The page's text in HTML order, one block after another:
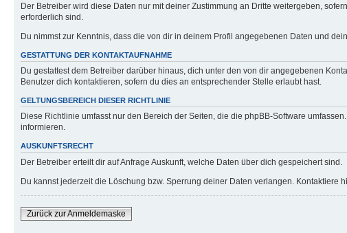
Der Betreiber wird diese Daten nur mit deiner Zustimmung an Dritte weitergeben,
erforderlich sind.
Du nimmst zur Kenntnis, dass die von dir in deinem Profil angegebenen Daten und
GESTATTUNG DER KONTAKTAUFNAHME
Du gestattest dem Betreiber darüber hinaus, dich unter den von dir angegebenen
Benutzer dich kontaktieren, sofern du dies an entsprechender Stelle erlaubt hast.
GELTUNGSBEREICH DIESER RICHTLINIE
Diese Richtlinie umfasst nur den Bereich der Seiten, die die phpBB-Software
informieren.
AUSKUNFTSRECHT
Der Betreiber erteilt dir auf Anfrage Auskunft, welche Daten über dich gespeichert sind.
Du kannst jederzeit die Löschung bzw. Sperrung deiner Daten verlangen. Kontaktiere
Zurück zur Anmeldemaske